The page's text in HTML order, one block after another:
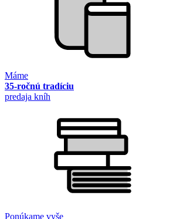
Máme
35-ročnú tradíciu
predaja kníh
Ponúkame vyše